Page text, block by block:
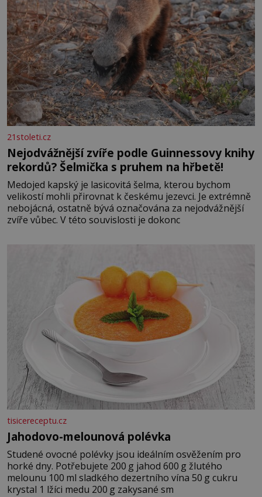
21stoleti.cz
Nejodvážnější zvíře podle Guinnessovy knihy
rekordů? Šelmička s pruhem na hřbetě!
Medojed kapský je lasicovitá šelma, kterou bychom
velikostí mohli přirovnat k českému jezevci. Je extrémně
nebojácná, ostatně bývá označována za nejodvážnější
zvíře vůbec. V této souvislosti je dokonc
tisicereceptu.cz
Jahodovo-melounová polévka
Studené ovocné polévky jsou ideálním osvěžením pro
horké dny. Potřebujete 200 g jahod 600 g žlutého
melounu 100 ml sladkého dezertního vína 50 g cukru
krystal 1 lžíci medu 200 g zakysané sm